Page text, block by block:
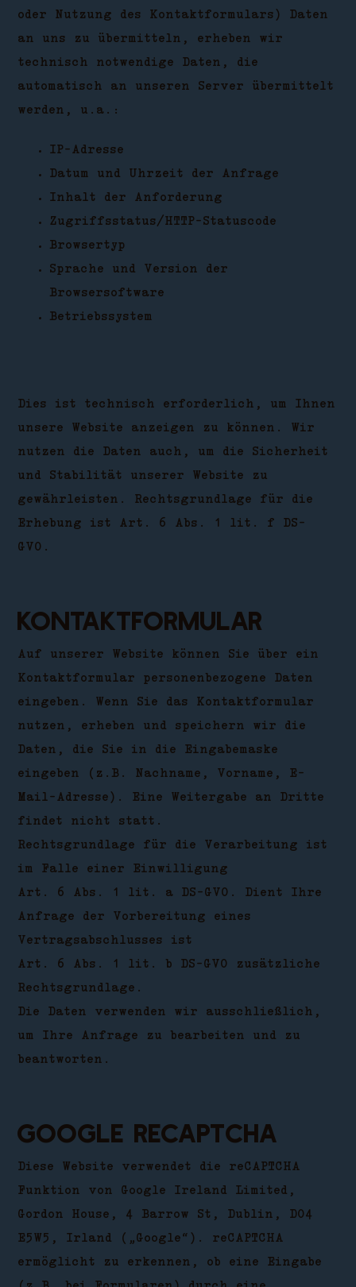
oder Nutzung des Kontaktformulars) Daten
an uns zu übermitteln, erheben wir
technisch notwendige Daten, die
automatisch an unseren Server übermittelt
werden, u.a.:
IP-Adresse
Datum und Uhrzeit der Anfrage
Inhalt der Anforderung
Zugriffsstatus/HTTP-Statuscode
Browsertyp
Sprache und Version der
Browsersoftware
Betriebssystem
Dies ist technisch erforderlich, um Ihnen
unsere Website anzeigen zu können. Wir
nutzen die Daten auch, um die Sicherheit
und Stabilität unserer Website zu
gewährleisten. Rechtsgrundlage für die
Erhebung ist Art. 6 Abs. 1 lit. f DS-
GVO.
Kontaktformular
Auf unserer Website können Sie über ein
Kontaktformular personenbezogene Daten
eingeben. Wenn Sie das Kontaktformular
nutzen, erheben und speichern wir die
Daten, die Sie in die Eingabemaske
eingeben (z.B. Nachname, Vorname, E-
Mail-Adresse). Eine Weitergabe an Dritte
findet nicht statt.
Rechtsgrundlage für die Verarbeitung ist
im Falle einer Einwilligung
Art. 6 Abs. 1 lit. a DS-GVO. Dient Ihre
Anfrage der Vorbereitung eines
Vertragsabschlusses ist
Art. 6 Abs. 1 lit. b DS-GVO zusätzliche
Rechtsgrundlage.
Die Daten verwenden wir ausschließlich,
um Ihre Anfrage zu bearbeiten und zu
beantworten.
Google reCAPTCHA
Diese Website verwendet die reCAPTCHA
Funktion von Google Ireland Limited,
Gordon House, 4 Barrow St, Dublin, D04
E5W5, Irland („Google“). reCAPTCHA
ermöglicht zu erkennen, ob eine Eingabe